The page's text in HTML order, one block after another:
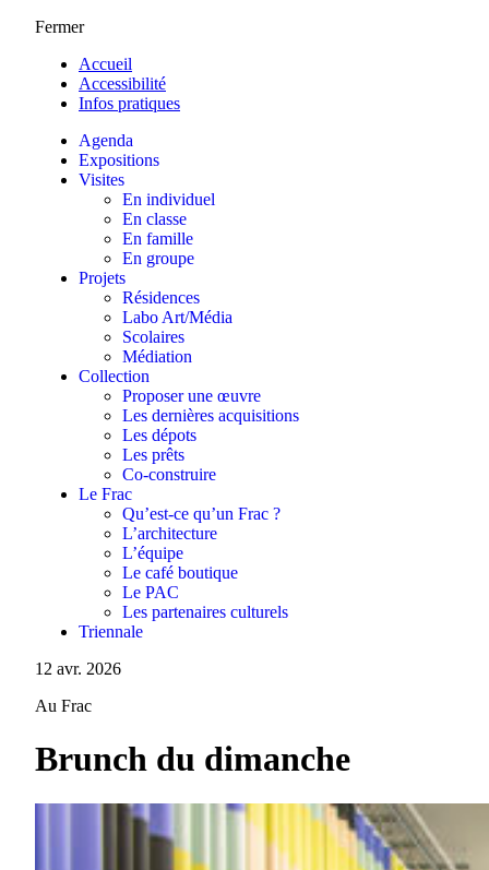
Fermer
Accueil
Accessibilité
Infos pratiques
Agenda
Expositions
Visites
En individuel
En classe
En famille
En groupe
Projets
Résidences
Labo Art/Média
Scolaires
Médiation
Collection
Proposer une œuvre
Les dernières acquisitions
Les dépots
Les prêts
Co-construire
Le Frac
Qu’est-ce qu’un Frac ?
L’architecture
L’équipe
Le café boutique
Le PAC
Les partenaires culturels
Triennale
12 avr. 2026
Au Frac
Brunch du dimanche